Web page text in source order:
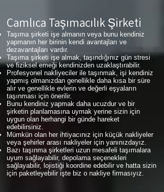
Çamlıca Taşımacılık Şirketi
Taşıma şirketi işe almanın veya bunu kendiniz
yapmanın her birinin kendi avantajları ve
dezavantajları vardır.
Taşıma şirketi işe almak, taşındığınız gün stresi
ve fiziksel emeği kendinizden uzaklaştırabilir.
Profesyonel nakliyeciler ile taşınmak, işi kendiniz
yapmış olmanızdan genellikle daha kısa bir süre
alır ve genellikle evlerin ve değerli eşyaların
taşınması için önerilir.
Bunu kendiniz yapmak daha ucuzdur ve bir
şirketin planlamasına uymak yerine sizin için
uygun olan herhangi bir günde hareket
edebilirsiniz.
Mümkün olan her ihtiyacınız için küçük nakliyeler
veya şehirler arası nakliyeler için yanınızdayız.
Bazı taşınma şirketleri uzun mesafeli taşımalara
uyum sağlayabilir, depolama seçenekleri
sağlayabilir, lojistiği koordine edebilir ve hatta sizin
için paketleyebilir işte biz o nakliye firmasıyız.